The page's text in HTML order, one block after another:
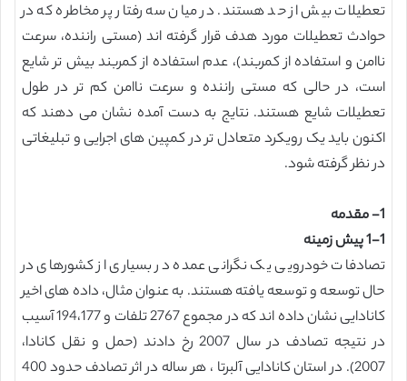
تعطیلات بیش از حد هستند. در میان سه رفتار پر مخاطره که در
حوادث تعطیلات مورد هدف قرار گرفته اند (مستی راننده، سرعت
ناامن و استفاده از کمربند)، عدم استفاده از کمربند بیش تر شایع
است، در حالی که مستی راننده و سرعت ناامن کم تر در طول
تعطیلات شایع هستند. نتایج به دست آمده نشان می دهند که
اکنون باید یک رویکرد متعادل تر در کمپین های اجرایی و تبلیغاتی
در نظر گرفته شود.
1- مقدمه
1-1 پیش زمینه
تصادفات خودرویی یک نگرانی عمده در بسیاری از کشورهای در
حال توسعه و توسعه یافته هستند. به عنوان مثال، داده های اخیر
کانادایی نشان داده اند که در مجموع 2767 تلفات و 194،177 آسیب
در نتیجه تصادف در سال 2007 رخ دادند (حمل و نقل کانادا،
2007). در استان کانادایی آلبرتا ، هر ساله در اثر تصادف حدود 400